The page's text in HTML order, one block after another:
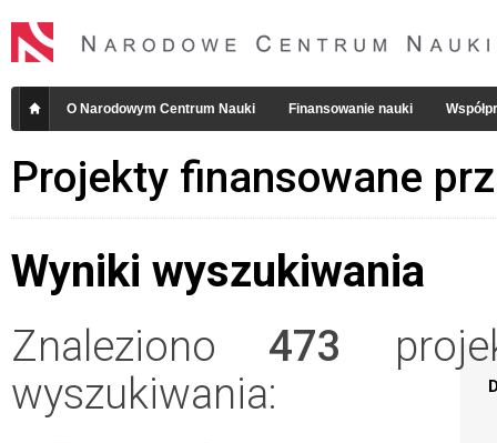
O Narodowym Centrum Nauki Finansowanie nauki
Projekty finansowane
Wyniki wyszukiwania
Znaleziono 473
wyszukiwania: